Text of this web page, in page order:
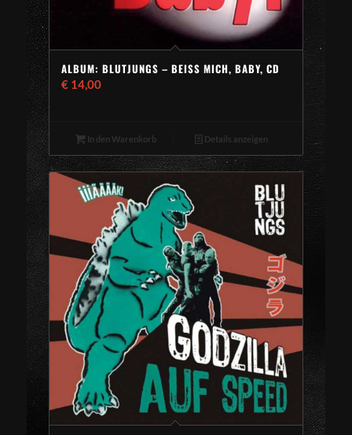
ALBUM: BLUTJUNGS – BEISS MICH, BABY, CD
€ 14,00
In den Warenkorb Details anzeigen